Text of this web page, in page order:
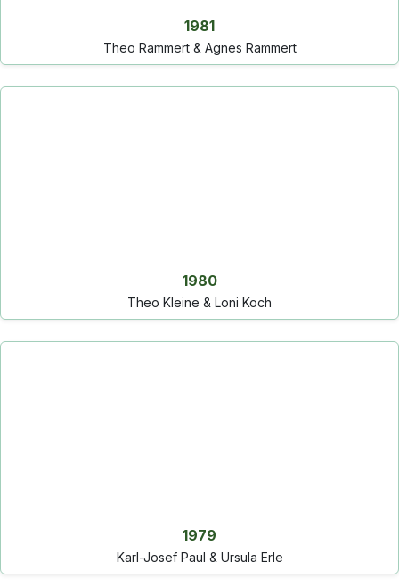
1981
Theo Rammert & Agnes Rammert
1980
Theo Kleine & Loni Koch
1979
Karl-Josef Paul & Ursula Erle